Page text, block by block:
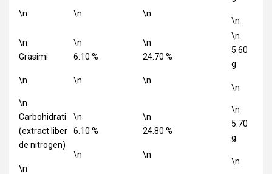
\n \n \n
\n
\n
Grasimi
\n
\n
6.10 %
\n
\n
24.70 %
\n
\n
5.60
g
\n
\n
Carbohidrati
(extract liber
de nitrogen)
\n
\n
6.10 %
\n
\n
24.80 %
\n
\n
5.70
g
\n